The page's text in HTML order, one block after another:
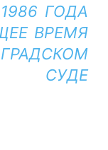
ГОДА
ВРЕМЯ
СУДЕ